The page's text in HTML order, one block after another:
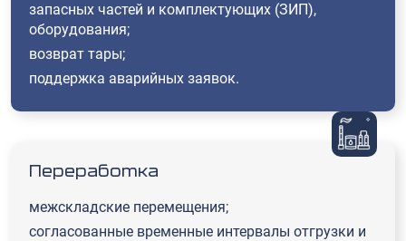
запасных частей и комплектующих (ЗИП),
оборудования;
возврат тары;
поддержка аварийных заявок.
Переработка
межскладские перемещения;
согласованные временные интервалы отгрузки и